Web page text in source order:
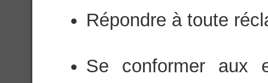
Répondre à toute
Se conformer aux